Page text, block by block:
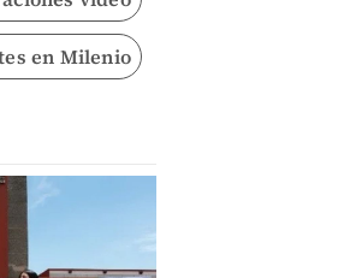
en Milenio